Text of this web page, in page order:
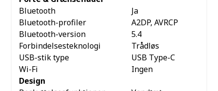
Bluetooth
Ja
Bluetooth-profiler
A2DP, AVRCP
Bluetooth-version
5.4
Forbindelsesteknologi
Trådløs
USB-stik type
USB Type-C
Wi-Fi
Ingen
Design